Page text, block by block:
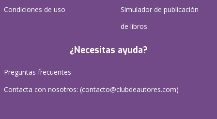
Condiciones de uso
Simulador de publicación
de libros
¿Necesitas ayuda?
Preguntas frecuentes
Contacta con nosotros: (contacto@clubdeautores.com)